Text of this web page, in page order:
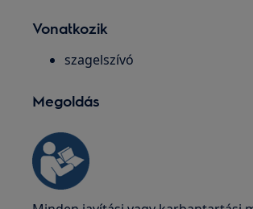
Vonatkozik
szagelszívó
Megoldás